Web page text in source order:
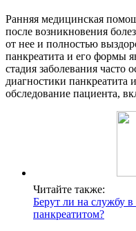
Ранняя медицинская
после возникновения
от нее и полностью
панкреатита и его формы
стадия заболевания часто
диагностики панкреатита
обследование пациента,
Читайте также:
Берут ли на службу
панкреатитом?